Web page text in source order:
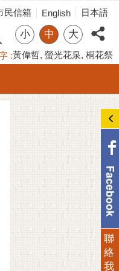
民信箱 English 日本語
小 中 大
黃偉哲 螢光花泉 桐花祭
聯
絡
我